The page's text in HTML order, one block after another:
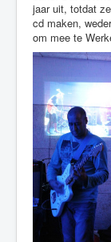
jaar uit, totdat
cd maken,
om mee te